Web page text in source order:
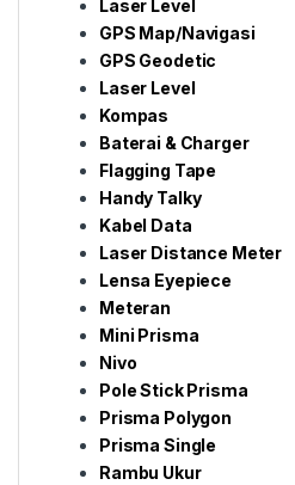
Laser Level
GPS Map/Navigasi
GPS Geodetic
Laser Level
Kompas
Baterai & Charger
Flagging Tape
Handy Talky
Kabel Data
Laser Distance Meter
Lensa Eyepiece
Meteran
Mini Prisma
Nivo
Pole Stick Prisma
Prisma Polygon
Prisma Single
Rambu Ukur